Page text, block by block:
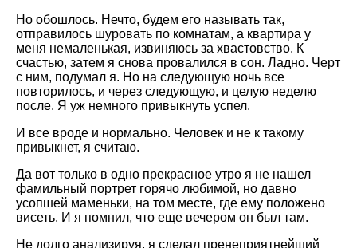
Но обошлось. Нечто, будем его называть так,
отправилось шуровать по комнатам, а квартира у
меня немаленькая, извиняюсь за хвастовство. К
счастью, затем я снова провалился в сон. Ладно. Черт
с ним, подумал я. Но на следующую ночь все
повторилось, и через следующую, и целую неделю
после. Я уж немного привыкнуть успел.
И все вроде и нормально. Человек и не к такому
привыкнет, я считаю.
Да вот только в одно прекрасное утро я не нашел
фамильный портрет горячо любимой, но давно
усопшей маменьки, на том месте, где ему положено
висеть. И я помнил, что еще вечером он был там.
Не долго анализируя, я сделал пренеприятнейший